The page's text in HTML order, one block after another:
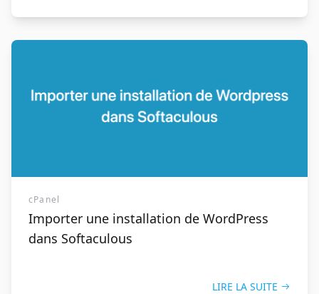
cPanel
Importer une installation de WordPress
dans Softaculous
LIRE LA SUITE